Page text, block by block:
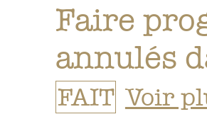
Faire
annulés
FAIT Voir